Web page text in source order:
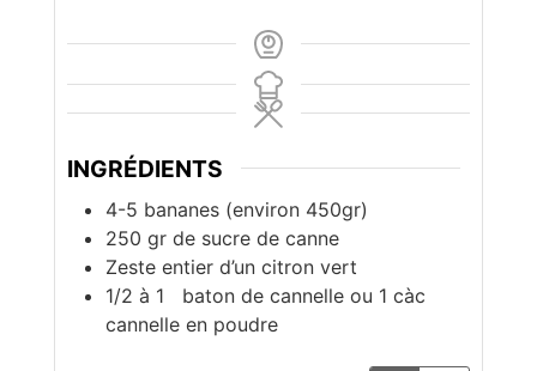
INGRÉDIENTS
4-5 bananes (environ 450gr)
250 gr de sucre de canne
Zeste entier d’un citron vert
1/2 à 1
baton de cannelle ou 1 càc
cannelle en poudre